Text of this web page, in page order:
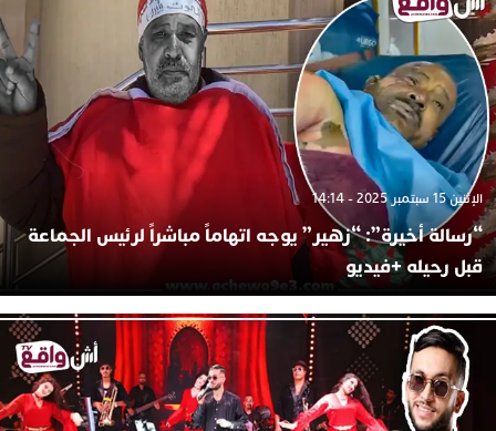
الإثنين 15 سبتمبر 2025 - 14:14
“رسالة أخيرة”: “زهير” يوجه اتهاماً مباشراً لرئيس الجماعة
قبل رحيله +فيديو